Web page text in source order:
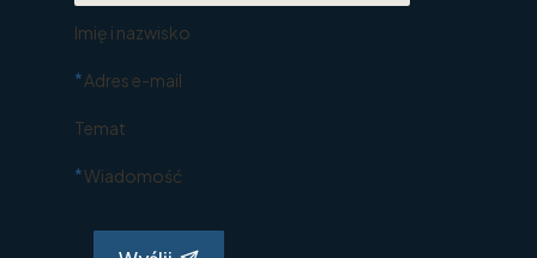
Imię i nazwisko
*Adres e-mail
Temat
*Wiadomość